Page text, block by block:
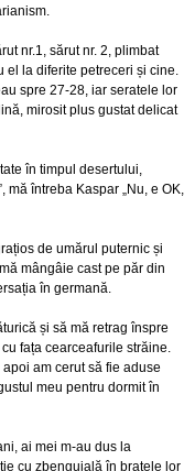
nr.1, sărut nr. 2, plimbat
el la diferite petreceri și cine.
spre 27-28, iar seratele lor
mirosit plus gustat delicat
în timpul desertului,
mă întreba Kaspar „Nu, e OK,
de umărul puternic și
mângâie cast pe păr din
în germană.
și să mă retrag înspre
fața cearceafurile străine.
am cerut să fie aduse
meu pentru dormit în
ai mei m-au dus la
cu zbenguială în brațele lor